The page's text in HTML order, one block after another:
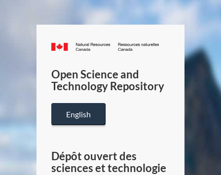
Canada.ca
/
Canada
Open Science and
Technology Repository
English
Dépôt ouvert des
sciences et technologie